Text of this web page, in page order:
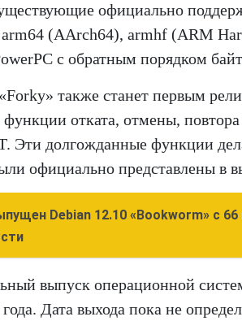
официально
arm64 (AArch64), armhf (ARM
с обратным порядком
также станет первым
отката, отмены,
Эти долгожданные функции
официально представлены в
Debian 12.10 «Bookworm» с
выпуск операционной
года. Дата выхода пока не